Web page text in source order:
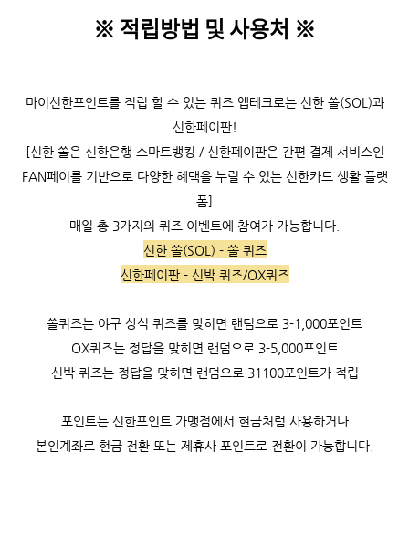
※ 적립방법 및 사용처 ※
마이신한포인트를 적립 할 수 있는 퀴즈 앱테크로는 신한 쏠(SOL)과
신한페이판!
[신한 쏠은 신한은행 스마트뱅킹 / 신한페이판은 간편 결제 서비스인
FAN페이를 기반으로 다양한 혜택을 누릴 수 있는 신한카드 생활 플랫
폼]
매일 총 3가지의 퀴즈 이벤트에 참여가 가능합니다.
신한 쏠(SOL) - 쏠 퀴즈
신한페이판 - 신박 퀴즈/OX퀴즈
쏠퀴즈는 야구 상식 퀴즈를 맞히면 랜덤으로 3-1,000포인트
OX퀴즈는 정답을 맞히면 랜덤으로 3-5,000포인트
신박 퀴즈는 정답을 맞히면 랜덤으로 31100포인트가 적립
포인트는 신한포인트 가맹점에서 현금처럼 사용하거나
본인계좌로 현금 전환 또는 제휴사 포인트로 전환이 가능합니다.